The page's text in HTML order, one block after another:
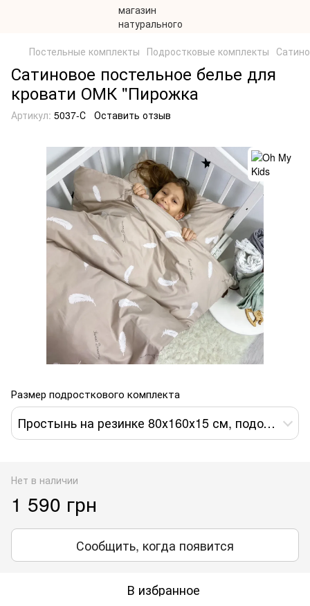
Постельные комплекты Подростковые комплекты
Сатиновое постельное белье для
кровати ОМК "Пирожка
Артикул: 5037-С Оставить отзыв
Размер подросткового комплекта
Простынь на резинке 80х160х15 см, пододеяльник 110х140 см, наволочка 40х60 см
Нет в наличии
1 590 грн
Сообщить, когда появится
В избранное